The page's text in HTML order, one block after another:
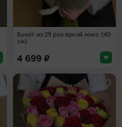
Букет из 25 роз яркий микс (40
см)
4 699 ₽
Добавить в избранное